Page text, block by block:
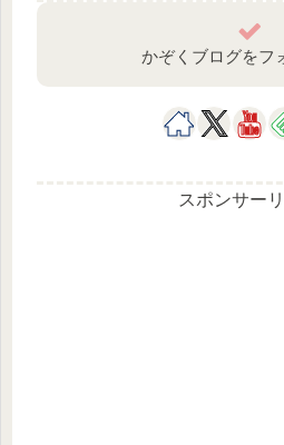
かぞくブログをフ
スポンサー